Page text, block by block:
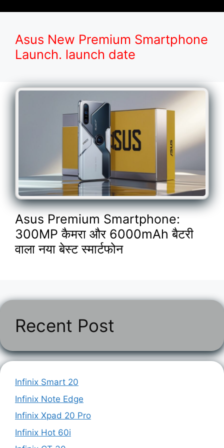
Asus New Premium Smartphone
Launch. launch date
Asus Premium Smartphone:
300MP कैमरा और 6000mAh बैटरी
वाला नया बेस्ट स्मार्टफोन
Recent Post
Infinix Smart 20
Infinix Note Edge
Infinix Xpad 20 Pro
Infinix Hot 60i